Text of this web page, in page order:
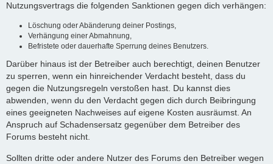
Nutzungsvertrags die folgenden Sanktionen gegen dich verhängen:
Löschung oder Abänderung deiner Postings,
Verhängung einer Abmahnung,
Befristete oder dauerhafte Sperrung deines Benutzers.
Darüber hinaus ist der Betreiber auch berechtigt, deinen Benutzer
zu sperren, wenn ein hinreichender Verdacht besteht, dass du
gegen die Nutzungsregeln verstoßen hast. Du kannst dies
abwenden, wenn du den Verdacht gegen dich durch Beibringung
eines geeigneten Nachweises auf eigene Kosten ausräumst. An
Anspruch auf Schadensersatz gegenüber dem Betreiber des
Forums besteht nicht.
Sollten dritte oder andere Nutzer des Forums den Betreiber wegen